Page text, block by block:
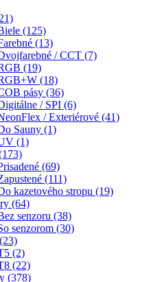
(125)
(13)
/ CCT (7)
(19)
(18)
pásy (36)
/ SPI (6)
/ Exteriérové (41)
Sauny (1)
(1)
(69)
(111)
kazetového stropu (19)
(64)
senzoru (38)
senzorom (30)
(23)
(2)
(22)
(378)